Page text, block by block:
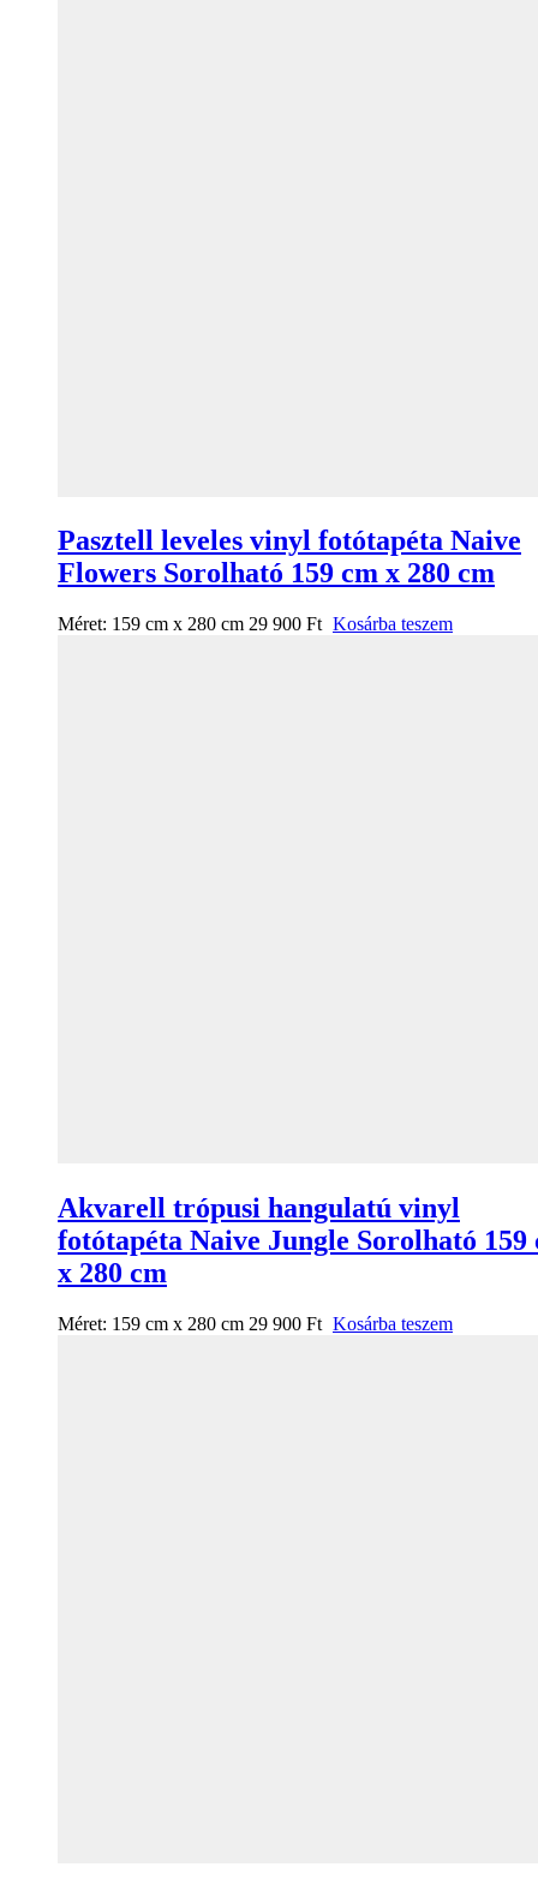
Pasztell leveles vinyl fotótapéta Naive
Flowers Sorolható 159 cm x 280 cm
Méret: 159 cm x 280 cm 29 900 Ft Kosárba teszem
Akvarell trópusi hangulatú vinyl
fotótapéta Naive Jungle Sorolható 159
x 280 cm
Méret: 159 cm x 280 cm 29 900 Ft Kosárba teszem